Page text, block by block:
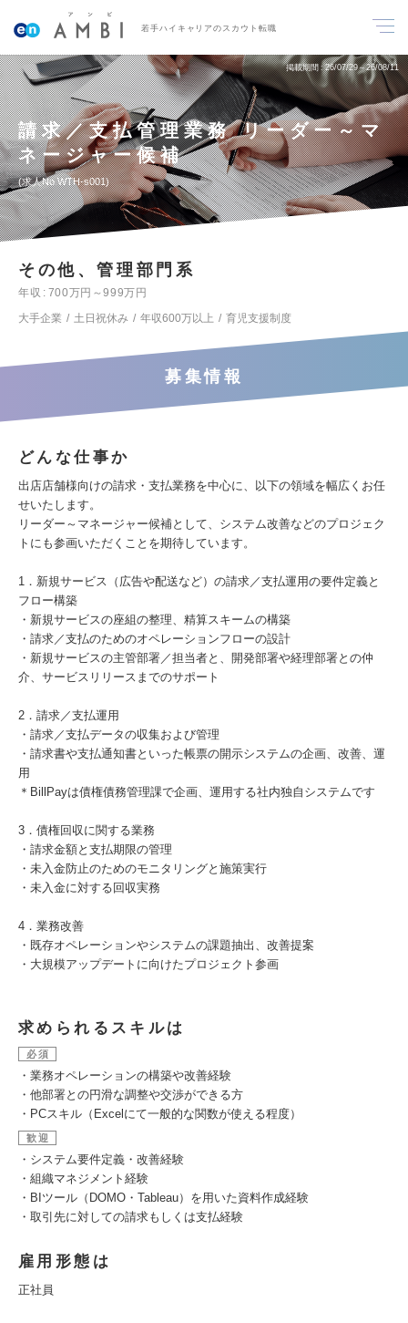
若手ハイキャリアのスカウト転職
掲載期間 26/07/29～26/08/11
請求／支払管理業務 リーダー～マ
ネージャー候補
求人No.WTH-s001
その他、管理部門系
年収
700万円～999万円
大手企業
土日祝休み 年収600万以上 育児支援制度
募集情報
どんな仕事か
出店店舗様向けの請求・支払業務を中心に、以下の領域を幅広くお任
せいたします。
リーダー～マネージャー候補として、システム改善などのプロジェク
トにも参画いただくことを期待しています。
1．新規サービス（広告や配送など）の請求／支払運用の要件定義と
フロー構築
・新規サービスの座組の整理、精算スキームの構築
・請求／支払のためのオペレーションフローの設計
・新規サービスの主管部署／担当者と、開発部署や経理部署との仲
介、サービスリリースまでのサポート
2．請求／支払運用
・請求／支払データの収集および管理
・請求書や支払通知書といった帳票の開示システムの企画、改善、運
用
＊BillPayは債権債務管理課で企画、運用する社内独自システムです
3．債権回収に関する業務
・請求金額と支払期限の管理
・未入金防止のためのモニタリングと施策実行
・未入金に対する回収実務
4．業務改善
・既存オペレーションやシステムの課題抽出、改善提案
・大規模アップデートに向けたプロジェクト参画
求められるスキルは
必須
・業務オペレーションの構築や改善経験
・他部署との円滑な調整や交渉ができる方
・PCスキル（Excelにて一般的な関数が使える程度）
歓迎
・システム要件定義・改善経験
・組織マネジメント経験
・BIツール（DOMO・Tableau）を用いた資料作成経験
・取引先に対しての請求もしくは支払経験
雇用形態は
正社員